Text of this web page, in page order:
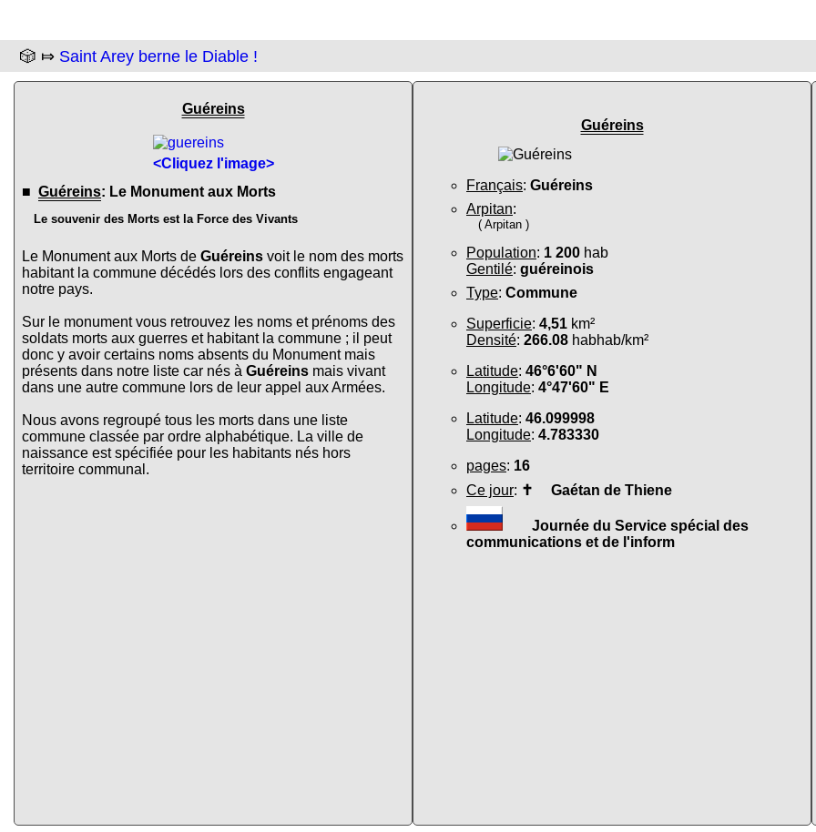
🎲 ⤇ Saint Arey berne le Diable !
Guéreins
<Cliquez l'image>
■ Guéreins: Le Monument aux Morts
Le souvenir des Morts est la Force des Vivants
Le Monument aux Morts de Guéreins voit le nom des morts
habitant la commune décédés lors des conflits engageant
notre pays.
Sur le monument vous retrouvez les noms et prénoms des
soldats morts aux guerres et habitant la commune ; il peut
donc y avoir certains noms absents du Monument mais
présents dans notre liste car nés à Guéreins mais vivant
dans une autre commune lors de leur appel aux Armées.
Nous avons regroupé tous les morts dans une liste
commune classée par ordre alphabétique. La ville de
naissance est spécifiée pour les habitants nés hors
territoire communal.
Guéreins
Français: Guéreins
Arpitan:
( Arpitan )
Population: 1 200 hab
Gentilé: guéreinois
Type: Commune
Superficie: 4,51 km²
Densité: 266.08 habhab/km²
Latitude: 46°6'60" N
Longitude: 4°47'60" E
Latitude: 46.099998
Longitude: 4.783330
pages: 16
Ce jour: ✝ Gaétan de Thiene
Journée du Service spécial des
communications et de l'inform